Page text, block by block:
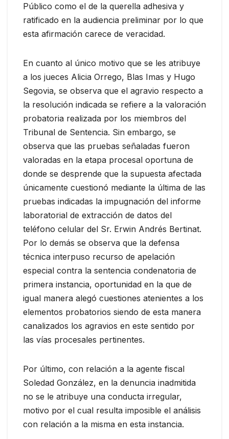
Público como el de la querella adhesiva y
ratificado en la audiencia preliminar por lo que
esta afirmación carece de veracidad.
En cuanto al único motivo que se les atribuye
a los jueces Alicia Orrego, Blas Imas y Hugo
Segovia, se observa que el agravio respecto a
la resolución indicada se refiere a la valoración
probatoria realizada por los miembros del
Tribunal de Sentencia. Sin embargo, se
observa que las pruebas señaladas fueron
valoradas en la etapa procesal oportuna de
donde se desprende que la supuesta afectada
únicamente cuestionó mediante la última de las
pruebas indicadas la impugnación del informe
laboratorial de extracción de datos del
teléfono celular del Sr. Erwin Andrés Bertinat.
Por lo demás se observa que la defensa
técnica interpuso recurso de apelación
especial contra la sentencia condenatoria de
primera instancia, oportunidad en la que de
igual manera alegó cuestiones atenientes a los
elementos probatorios siendo de esta manera
canalizados los agravios en este sentido por
las vías procesales pertinentes.
Por último, con relación a la agente fiscal
Soledad González, en la denuncia inadmitida
no se le atribuye una conducta irregular,
motivo por el cual resulta imposible el análisis
con relación a la misma en esta instancia.